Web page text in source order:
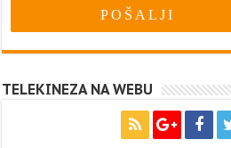
TELEKINEZA NA WEBU